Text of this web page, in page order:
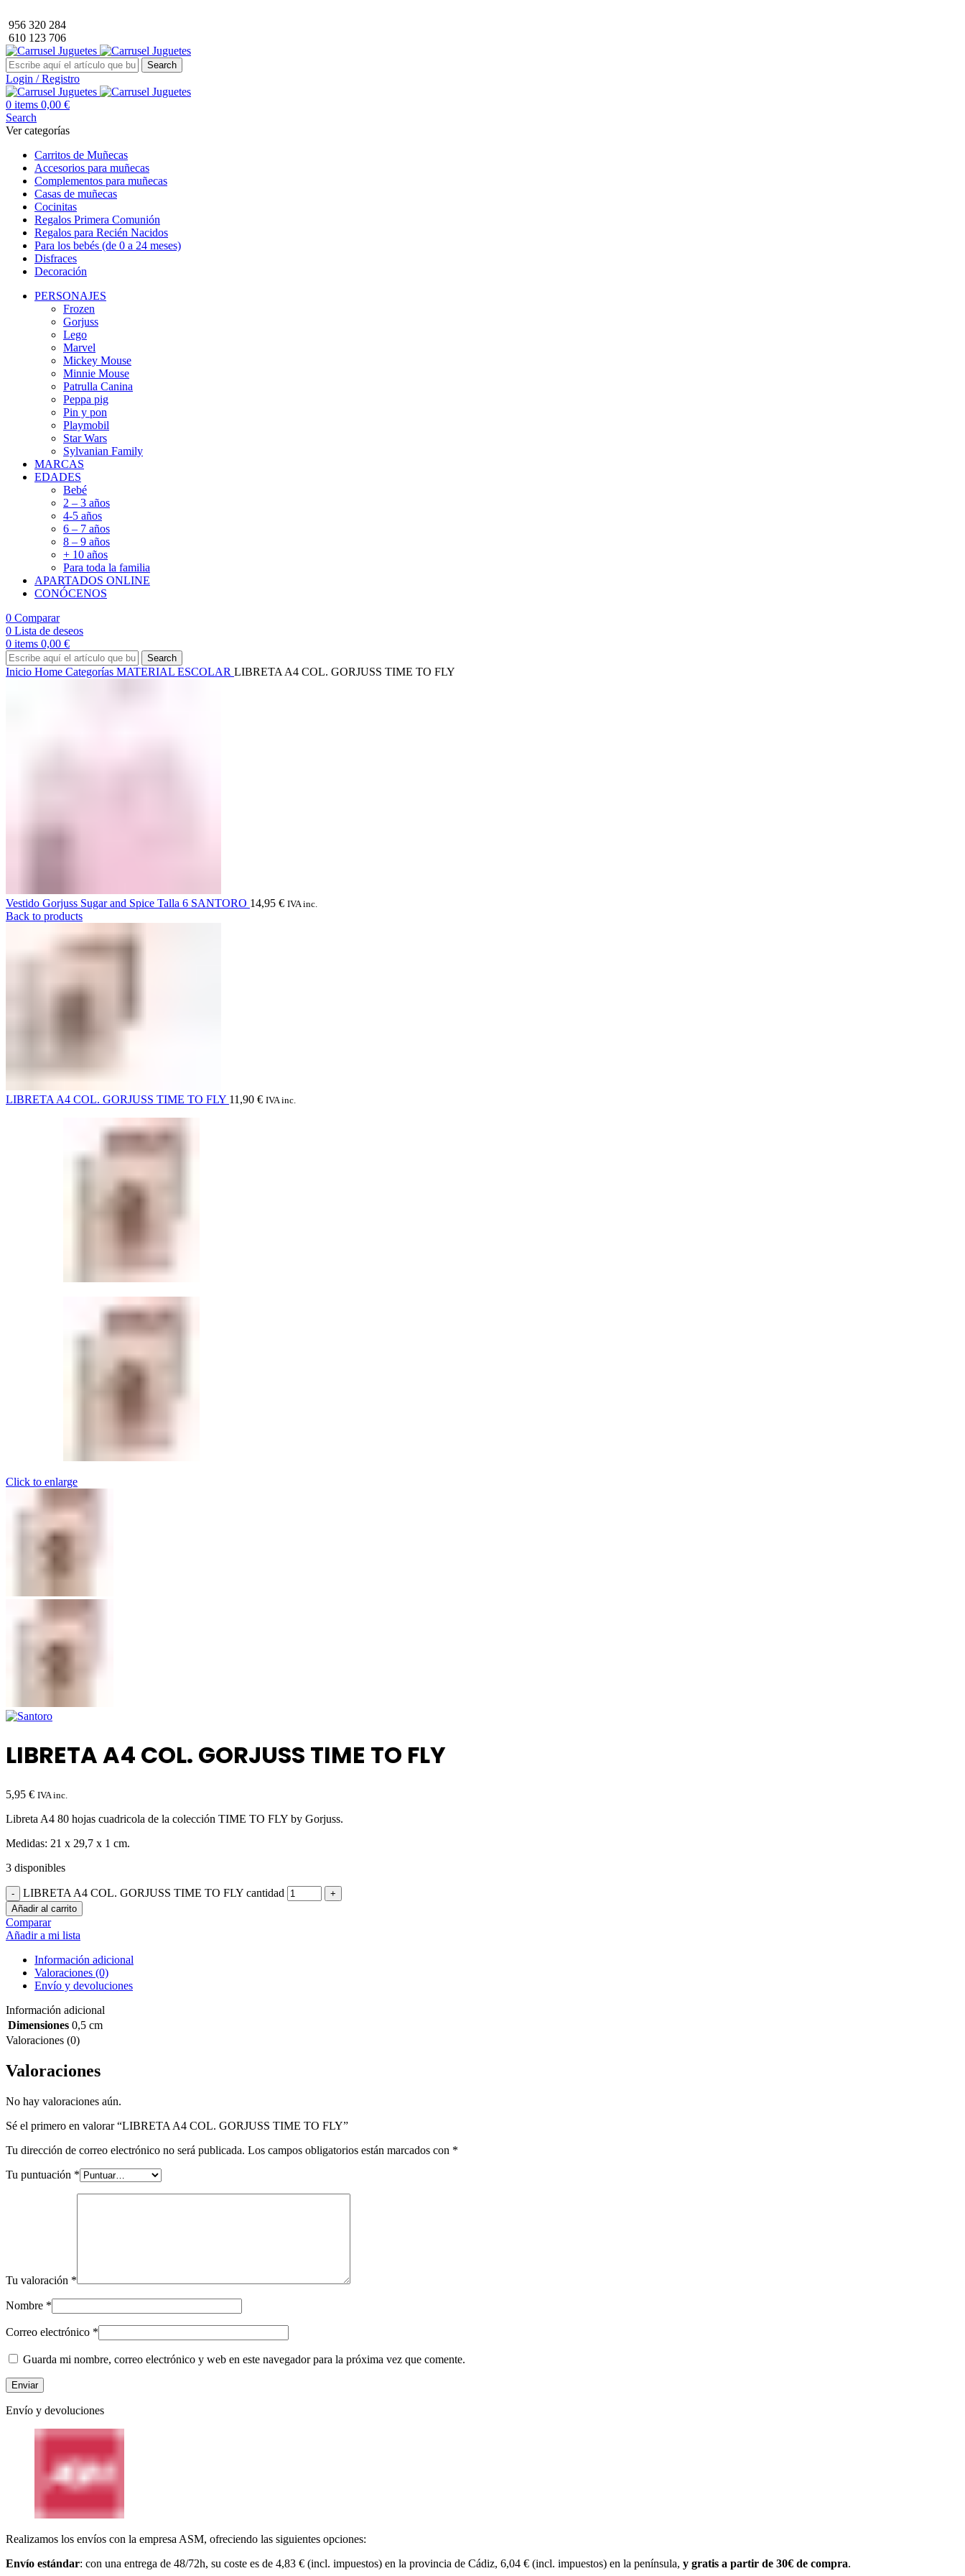
956 320 284
610 123 706
Search
Login / Registro
0 items 0,00 €
Search
Ver categorías
Carritos de Muñecas
Accesorios para muñecas
Complementos para muñecas
Casas de muñecas
Cocinitas
Regalos Primera Comunión
Regalos para Recién Nacidos
Para los bebés (de 0 a 24 meses)
Disfraces
Decoración
PERSONAJES
Frozen
Gorjuss
Lego
Marvel
Mickey Mouse
Minnie Mouse
Patrulla Canina
Peppa pig
Pin y pon
Playmobil
Star Wars
Sylvanian Family
MARCAS
EDADES
Bebé
2 – 3 años
4-5 años
6 – 7 años
8 – 9 años
+ 10 años
Para toda la familia
APARTADOS ONLINE
CONÓCENOS
0 Comparar
0 Lista de deseos
0 items 0,00 €
Search
Inicio Home Categorías MATERIAL ESCOLAR LIBRETA A4 COL. GORJUSS TIME TO FLY
Vestido Gorjuss Sugar and Spice Talla 6 SANTORO 14,95 € IVA inc.
Back to products
LIBRETA A4 COL. GORJUSS TIME TO FLY 11,90 € IVA inc.
Click to enlarge
LIBRETA A4 COL. GORJUSS TIME TO FLY
5,95 € IVA inc.
Libreta A4 80 hojas cuadricola de la colección TIME TO FLY by Gorjuss.
Medidas: 21 x 29,7 x 1 cm.
3 disponibles
LIBRETA A4 COL. GORJUSS TIME TO FLY cantidad
Añadir al carrito
Comparar
Añadir a mi lista
Información adicional
Valoraciones (0)
Envío y devoluciones
Información adicional
Dimensiones 0,5 cm
Valoraciones (0)
Valoraciones
No hay valoraciones aún.
Sé el primero en valorar “LIBRETA A4 COL. GORJUSS TIME TO FLY”
Tu dirección de correo electrónico no será publicada. Los campos obligatorios están marcados con *
Tu puntuación *
Tu valoración *
Nombre *
Correo electrónico *
Guarda mi nombre, correo electrónico y web en este navegador para la próxima vez que comente.
Envío y devoluciones
Realizamos los envíos con la empresa ASM, ofreciendo las siguientes opciones:
Envío estándar: con una entrega de 48/72h, su coste es de 4,83 € (incl. impuestos) en la provincia de Cádiz, 6,04 € (incl. impuestos) en la península, y gratis a partir de 30€ de compra.